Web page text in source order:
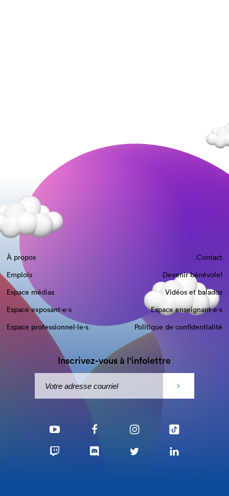
À propos
Contact
Emplois
Devenir bénévole!
Espace médias
Vidéos et balados
Espace exposant·e⋅s
Espace enseignant·e⋅s
Espace professionnel·le⋅s
Politique de confidentialité
Inscrivez-vous à l'infolettre